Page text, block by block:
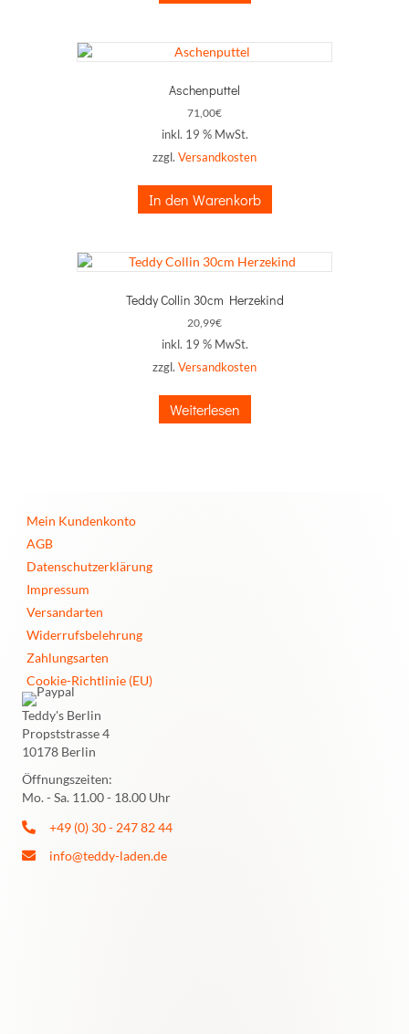
Aschenputtel
71,00€
inkl. 19 % MwSt.
zzgl. Versandkosten
In den Warenkorb
Teddy Collin 30cm Herzekind
20,99€
inkl. 19 % MwSt.
zzgl. Versandkosten
Weiterlesen
Mein Kundenkonto
AGB
Datenschutzerklärung
Impressum
Versandarten
Widerrufsbelehrung
Zahlungsarten
Cookie-Richtlinie (EU)
Teddy's Berlin
Propststrasse 4
10178 Berlin
Öffnungszeiten:
Mo. - Sa. 11.00 - 18.00 Uhr
+49 (0) 30 - 247 82 44
info@teddy-laden.de